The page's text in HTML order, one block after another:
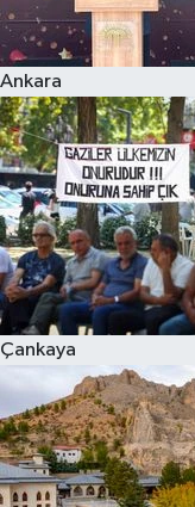
Ankara
Çankaya